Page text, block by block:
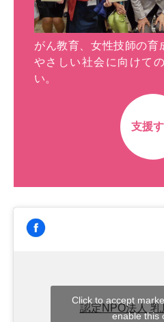
がん教育、女性技師の育
やさしい社会に向けて
い。
支援
認定NPO法人
Click to accept
enable this